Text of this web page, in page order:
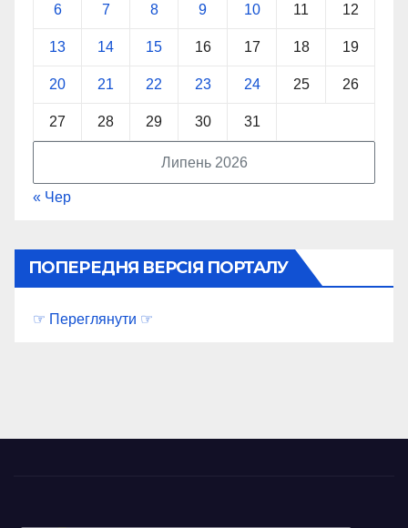
Липень 2026
6 7 8 9 10 11 12
13 14 15 16 17 18 19
20 21 22 23 24 25 26
27 28 29 30 31
« Чер
ПОПЕРЕДНЯ ВЕРСІЯ ПОРТАЛУ
☞ Переглянути ☞